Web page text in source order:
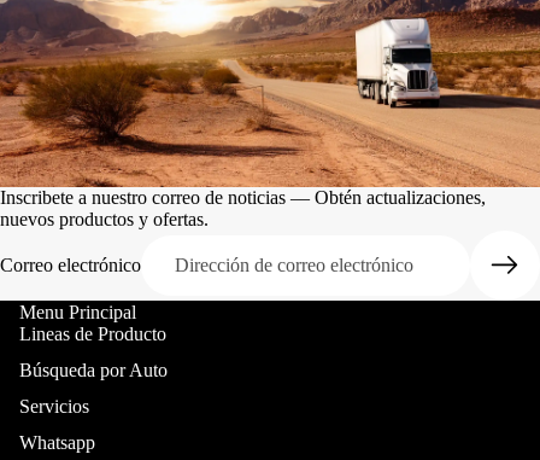
Inscribete a nuestro correo de noticias — Obtén actualizaciones,
nuevos productos y ofertas.
Correo electrónico
Menu Principal
Lineas de Producto
Búsqueda por Auto
Servicios
Whatsapp